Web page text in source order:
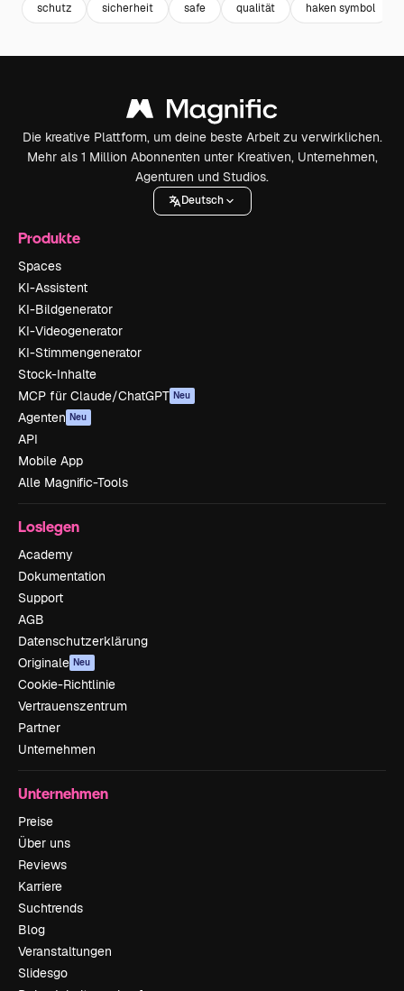
schutz sicherheit safe qualität haken symbol
Die kreative Plattform, um deine beste Arbeit zu verwirklichen.
Mehr als 1 Million Abonnenten unter Kreativen, Unternehmen,
Agenturen und Studios.
Deutsch
Produkte
Spaces
KI-Assistent
KI-Bildgenerator
KI-Videogenerator
KI-Stimmengenerator
Stock-Inhalte
MCP für Claude/ChatGPT Neu
Agenten Neu
API
Mobile App
Alle Magnific-Tools
Loslegen
Academy
Dokumentation
Support
AGB
Datenschutzerklärung
Originale Neu
Cookie-Richtlinie
Vertrauenszentrum
Partner
Unternehmen
Unternehmen
Preise
Über uns
Reviews
Karriere
Suchtrends
Blog
Veranstaltungen
Slidesgo